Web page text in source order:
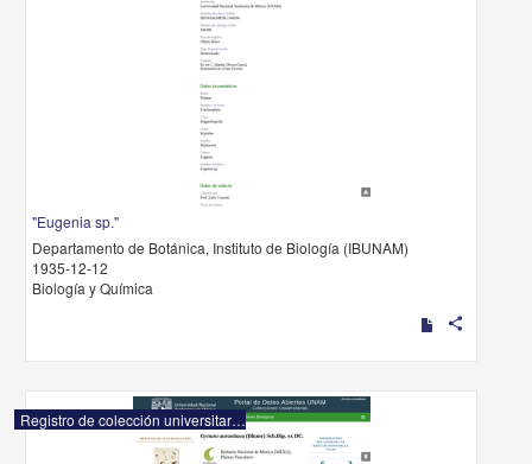
"Eugenia sp."
Departamento de Botánica, Instituto de Biología (IBUNAM)
1935-12-12
Biología y Química
share
Registro de colección universitaria